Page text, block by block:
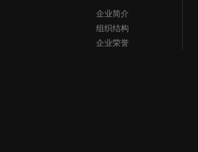
企业简介
组织结构
企业荣誉